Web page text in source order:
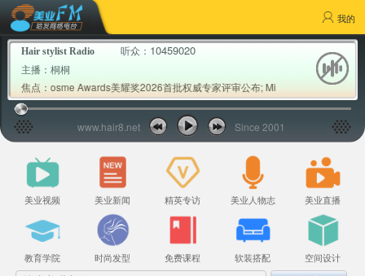
我的
Hair stylist Radio 听众： 10459020
主播：桐桐
焦点：
; InnoCosme Awards美耀奖2026首批权威专家评审公布; Milbon玫丽盼发布
www.hair8.net Since 2001
美业视频 美业新闻 精英专访 美业人物志 美业直播
教育学院 时尚发型 免费课程 软装搭配 空间设计